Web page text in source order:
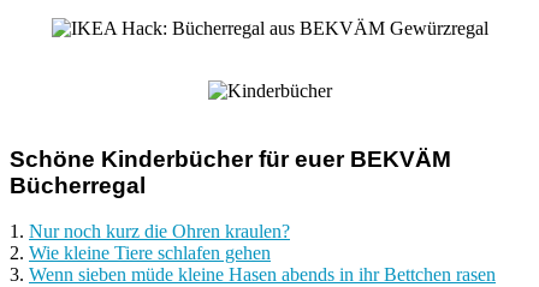
Schöne Kinderbücher für euer BEKVÄM
Bücherregal
1. Nur noch kurz die Ohren kraulen?
2. Wie kleine Tiere schlafen gehen
3. Wenn sieben müde kleine Hasen abends in ihr Bettchen rasen